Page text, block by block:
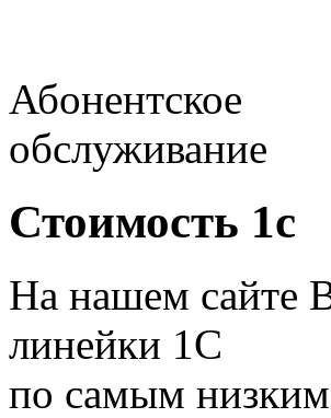
Абонентское
обслуживание
Стоимость 1с
На нашем сайте
линейки 1С
по самым